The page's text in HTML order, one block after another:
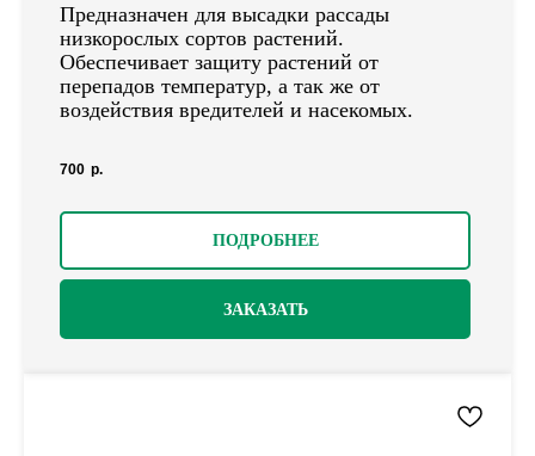
Предназначен для высадки рассады
низкорослых сортов растений.
Обеспечивает защиту растений от
перепадов температур, а так же от
воздействия вредителей и насекомых.
700 р.
ПОДРОБНЕЕ
ЗАКАЗАТЬ